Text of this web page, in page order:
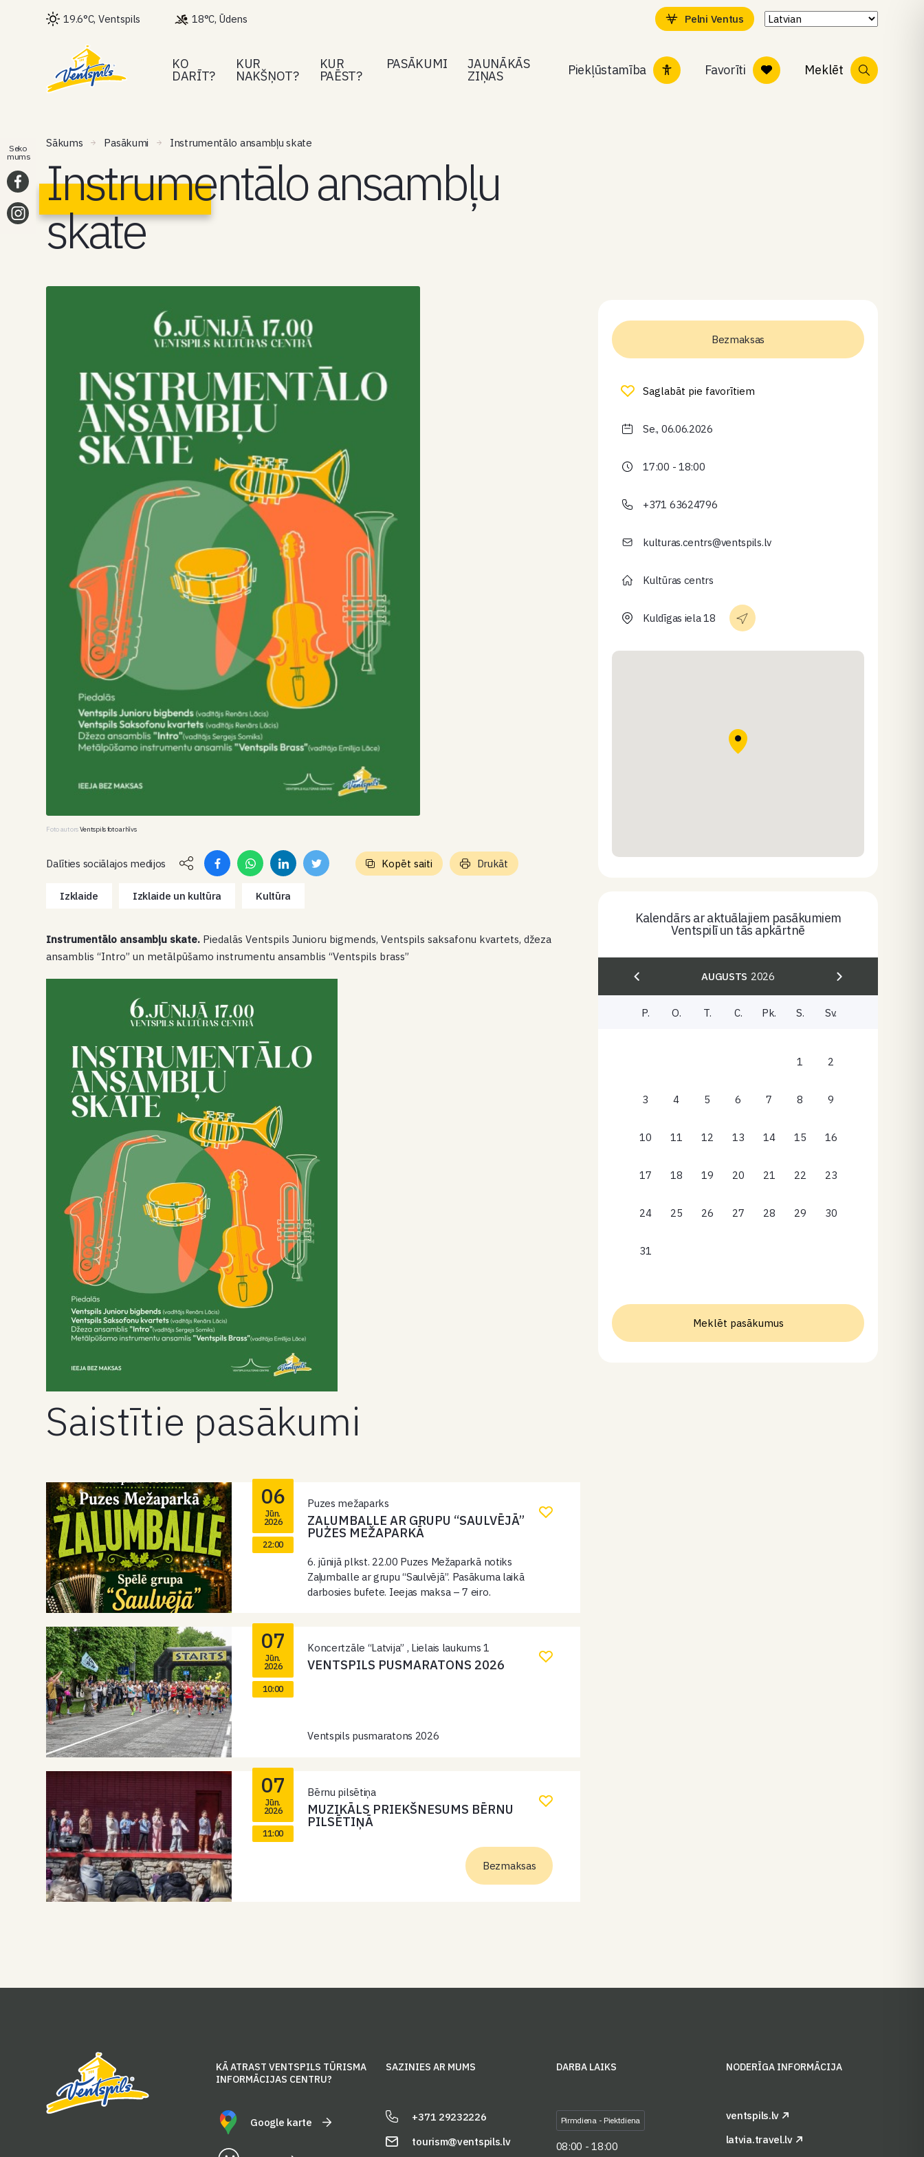
19.6°C, Ventspils 18°C, Ūdens Pelni Ventus
KO
DARĪT?
KUR
NAKŠŅOT?
KUR
PAĒST?
PASĀKUMI JAUNĀKĀS
ZIŅAS Piekļūstamība Favorīti Meklēt
Sākums Pasākumi Instrumentālo ansambļu skate
Instrumentālo ansambļu
skate
Foto autorsVentspils foto arhīvs
Dalīties sociālajos medijos Kopēt saiti Drukāt
Izklaide Izklaide un kultūra Kultūra
Instrumentālo ansambļu skate. Piedalās Ventspils Junioru bigmends, Ventspils saksafonu kvartets, džeza
ansamblis “Intro” un metālpūšamo instrumentu ansamblis “Ventspils brass”
Saistītie pasākumi
06
Jūn.
2026
22:00
Puzes mežaparks
ZAĻUMBALLE AR GRUPU “SAULVĒJĀ”
PUZES MEŽAPARKĀ
6. jūnijā plkst. 22.00 Puzes Mežaparkā notiks
Zaļumballe ar grupu “Saulvējā”. Pasākuma laikā
darbosies bufete. Ieejas maksa – 7 eiro.
07
Jūn.
2026
10:00
Koncertzāle “Latvija” , Lielais laukums 1
VENTSPILS PUSMARATONS 2026
Ventspils pusmaratons 2026
07
Jūn.
2026
11:00
Bērnu pilsētiņa
MUZIKĀLS PRIEKŠNESUMS BĒRNU
PILSĒTIŅĀ
Bezmaksas
Bezmaksas
Saglabāt pie favorītiem
Se., 06.06.2026
17:00 - 18:00
+371 63624796
kulturas.centrs@ventspils.lv
Kultūras centrs
Kuldīgas iela 18
Kalendārs ar aktuālajiem pasākumiem
Ventspilī un tās apkārtnē
AUGUSTS 2026
P. O. T. C. Pk. S. Sv.
1 2
3 4 5 6 7 8 9
10 11 12 13 14 15 16
17 18 19 20 21 22 23
24 25 26 27 28 29 30
31
Meklēt pasākumus
Seko
mums
KĀ ATRAST VENTSPILS TŪRISMA
INFORMĀCIJAS CENTRU?
SAZINIES AR MUMS DARBA LAIKS NODERĪGA INFORMĀCIJA
Google karte
+371 29232226
tourism@ventspils.lv
Pirmdiena - Piektdiena
08:00 - 18:00
ventspils.lv
latvia.travel.lv